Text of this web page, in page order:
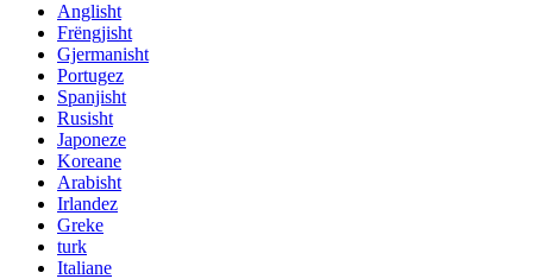
Anglisht
Frëngjisht
Gjermanisht
Portugez
Spanjisht
Rusisht
Japoneze
Koreane
Arabisht
Irlandez
Greke
turk
Italiane